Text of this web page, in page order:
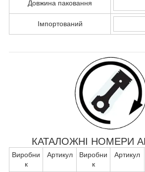
Довжина паковання
Імпортований
КАТАЛОЖНІ НОМЕРИ
Виробни
к
Артикул
Виробни
к
Артикул